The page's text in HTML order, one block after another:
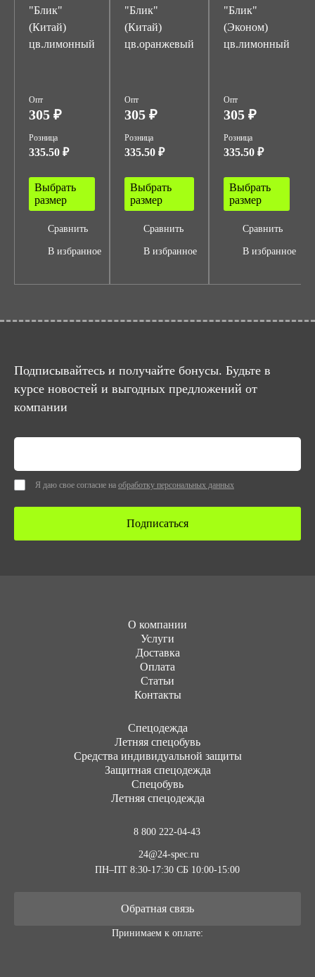
"Блик"
(Китай)
цв.лимонный
Опт
305 ₽
Розница
335.50 ₽
Выбрать
размер
Сравнить
В избранное
"Блик"
(Китай)
цв.оранжевый
Опт
305 ₽
Розница
335.50 ₽
Выбрать
размер
Сравнить
В избранное
"Блик"
(Эконом)
цв.лимонный
Опт
305 ₽
Розница
335.50 ₽
Выбрать
размер
Сравнить
В избранное
Подписывайтесь и получайте бонусы. Будьте в
курсе новостей и выгодных предложений от
компании
Я даю свое согласие на обработку персональных данных
Подписаться
О компании
Услуги
Доставка
Оплата
Статьи
Контакты
Cпецодежда
Летняя спецобувь
Средства индивидуальной защиты
Защитная спецодежда
Спецобувь
Летняя спецодежда
8 800 222-04-43
24@24-spec.ru
ПН–ПТ 8:30-17:30 СБ 10:00-15:00
Обратная связь
Принимаем к оплате: